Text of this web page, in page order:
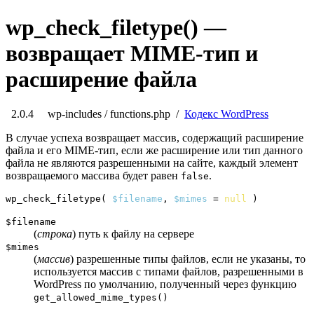
wp_check_filetype() —
возвращает MIME-тип и
расширение файла
2.0.4 wp-includes / functions.php / Кодекс WordPress
В случае успеха возвращает массив, содержащий расширение
файла и его MIME-тип, если же расширение или тип данного
файла не являются разрешенными на сайте, каждый элемент
возвращаемого массива будет равен false.
wp_check_filetype ( $filename , $mimes = null )
$filename
(строка) путь к файлу на сервере
$mimes
(массив) разрешенные типы файлов, если не указаны, то
используется массив с типами файлов, разрешенными в
WordPress по умолчанию, полученный через функцию
get_allowed_mime_types()